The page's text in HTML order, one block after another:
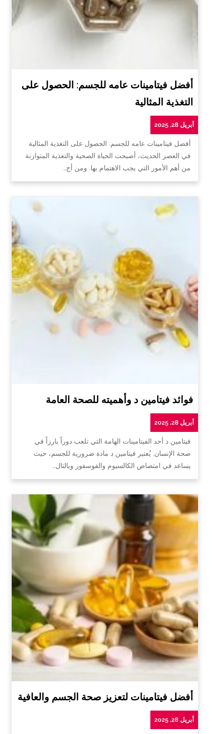
أفضل فيتامينات عامه للجسم: الحصول على
التغذية المثالية
أبريل 28, 2025
أفضل فيتامينات عامه للجسم: الحصول على التغذية المثالية
في العصر الحديث، أصبحت الحياة الصحية والتغذية المتوازنة
من أهم الأمور التي يجب الاهتمام بها. ومن أج…
فوائد فيتامين د وأهميته للصحة العامة
أبريل 28, 2025
فيتامين د أحد الفيتامينات الهامة التي تلعب دوراً بارزاً في
صحة الإنسان. يُعتبر فيتامين د مادة ضرورية للجسم، حيث
يساعد في امتصاص الكالسيوم والفوسفور وبالتال…
أفضل فيتامينات لتعزيز صحة الجسم والعافية
أبريل 28, 2025